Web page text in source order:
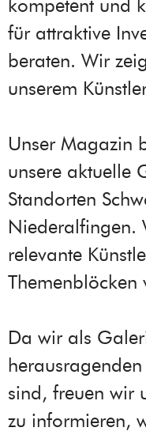
kompetent und
für attraktive
beraten. Wir
unserem
Unser Magazin
unsere aktuelle
Standorten
Niederalfingen.
relevante
Da wir als
sind, freuen wir
zu informieren,